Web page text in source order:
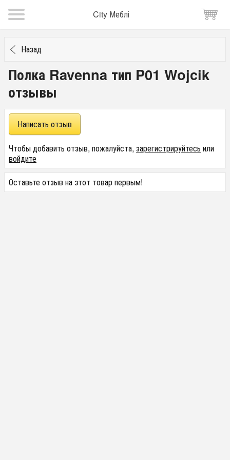
City Меблі
Назад
Полка Ravenna тип P01 Wojcik
отзывы
Написать отзыв
Чтобы добавить отзыв, пожалуйста, зарегистрируйтесь или
войдите
Оставьте отзыв на этот товар первым!